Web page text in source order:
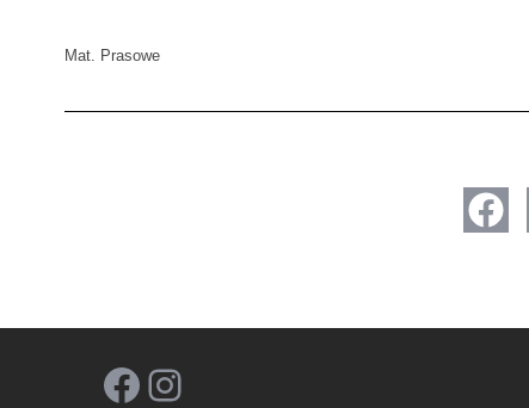
Mat. Prasowe
Facebook Instagram